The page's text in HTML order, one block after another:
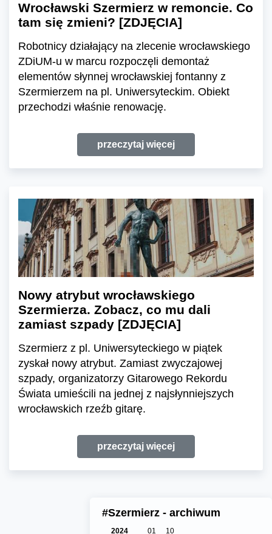
Wrocławski Szermierz w remoncie. Co
tam się zmieni? [ZDJĘCIA]
Robotnicy działający na zlecenie wrocławskiego
ZDiUM-u w marcu rozpoczęli demontaż
elementów słynnej wrocławskiej fontanny z
Szermierzem na pl. Uniwersyteckim. Obiekt
przechodzi właśnie renowację.
przeczytaj więcej
Nowy atrybut wrocławskiego
Szermierza. Zobacz, co mu dali
zamiast szpady [ZDJĘCIA]
Szermierz z pl. Uniwersyteckiego w piątek
zyskał nowy atrybut. Zamiast zwyczajowej
szpady, organizatorzy Gitarowego Rekordu
Świata umieścili na jednej z najsłynniejszych
wrocławskich rzeźb gitarę.
przeczytaj więcej
#Szermierz - archiwum
2024 01
10